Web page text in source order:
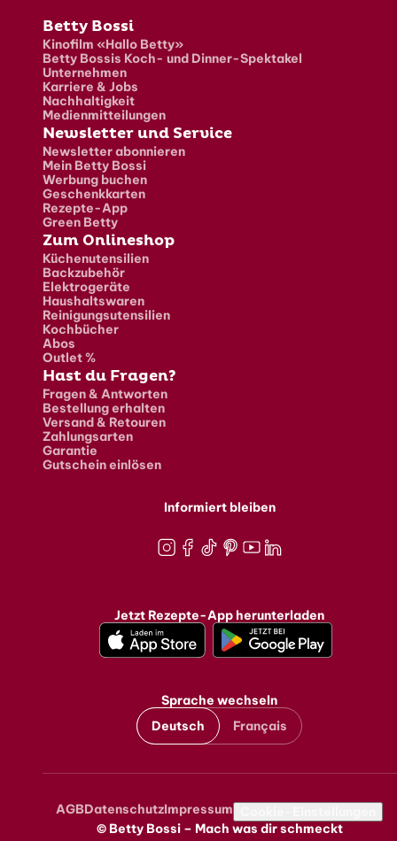
Fusszeile
Betty Bossi
Kinofilm «Hallo Betty»
Betty Bossis Koch- und Dinner-Spektakel
Unternehmen
Karriere & Jobs
Nachhaltigkeit
Medienmitteilungen
Newsletter und Service
Newsletter abonnieren
Mein Betty Bossi
Werbung buchen
Geschenkkarten
Rezepte-App
Green Betty
Zum Onlineshop
Küchenutensilien
Backzubehör
Elektrogeräte
Haushaltswaren
Reinigungsutensilien
Kochbücher
Abos
Outlet %
Hast du Fragen?
Fragen & Antworten
Bestellung erhalten
Versand & Retouren
Zahlungsarten
Garantie
Gutschein einlösen
Informiert bleiben
Jetzt Rezepte-App herunterladen
Sprache wechseln
Deutsch
Français
Metanavigation
AGBDatenschutzImpressum
© Betty Bossi – Mach was dir schmeckt